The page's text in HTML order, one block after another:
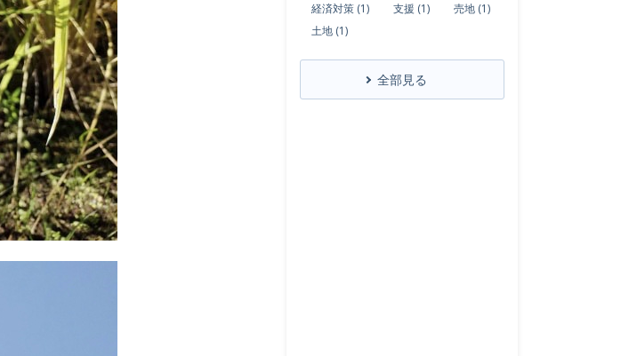
経済対策 (1)
支援 (1)
売地 (1)
土地 (1)
全部見る